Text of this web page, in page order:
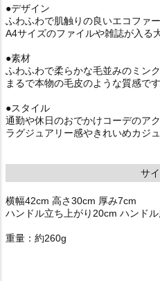
●デザイン
ふわふわで肌触りの良いエコファー
A4サイズのファイルや雑誌が入る
●素材
ふわふわで柔らかな毛並みのミン
まるで本物の毛皮のような質感です
●スタイル
通勤や休日のおでかけコーデのアク
ラグジュアリー感やきれいめカジ
サ
横幅42cm 高さ30cm 厚み7cm
ハンドル立ち上がり20cm ハンド
重量：約260g